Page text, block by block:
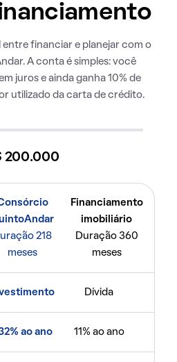
financiar e planejar com o
A conta é simples: você
juros e ainda ganha 10% de
utilizado da carta de crédito.
200.000
218
meses
Financiamento
imobiliário
Duração 360
meses
Dívida
ao ano 11% ao ano